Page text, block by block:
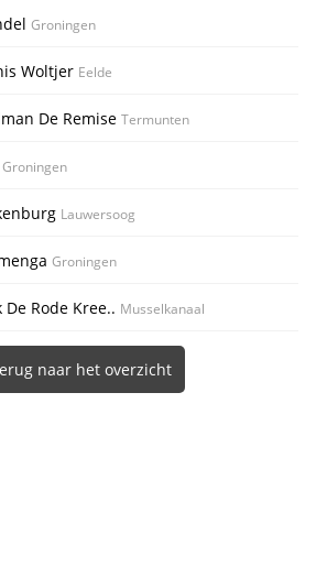
Groningen
Woltjer Eelde
De RemiseTermunten
Groningen
Lauwersoog
Groningen
Rode Kree.. Musselkanaal
naar het overzicht